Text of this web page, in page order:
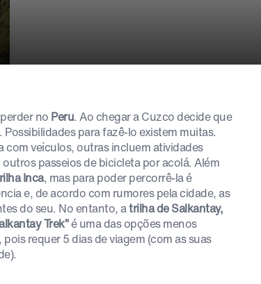
no Peru. Ao chegar a Cuzco decide que
para fazê-lo existem muitas.
veículos, outras incluem atividades
passeios de bicicleta por acolá. Além
Inca, mas para poder percorrê-la é
e, de acordo com rumores pela cidade, as
do seu. No entanto, atrilha de Salkantay,
Trek”é uma das opções menos
requer 5 dias de viagem (com as suas